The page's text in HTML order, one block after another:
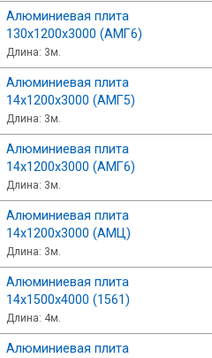
Алюминиевая плита
130х1200х3000 (АМГ6)
Длина: 3м.
Алюминиевая плита
14х1200х3000 (АМГ5)
Длина: 3м.
Алюминиевая плита
14х1200х3000 (АМГ6)
Длина: 3м.
Алюминиевая плита
14х1200х3000 (АМЦ)
Длина: 3м.
Алюминиевая плита
14х1500х4000 (1561)
Длина: 4м.
Алюминиевая плита